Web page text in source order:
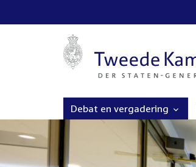
Debat en vergadering